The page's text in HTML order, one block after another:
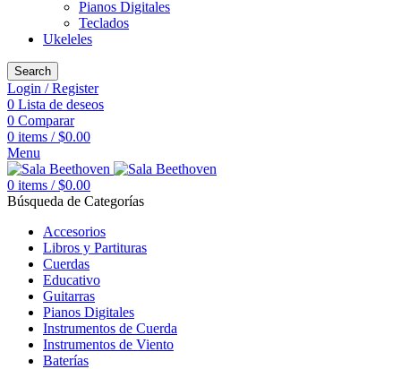
Pianos Digitales
Teclados
Ukeleles
Search
Login / Register
0 Lista de deseos
0 Comparar
0 items / $0.00
Menu
0 items / $0.00
Búsqueda de Categorías
Accesorios
Libros y Partituras
Cuerdas
Educativo
Guitarras
Pianos Digitales
Instrumentos de Cuerda
Instrumentos de Viento
Baterías